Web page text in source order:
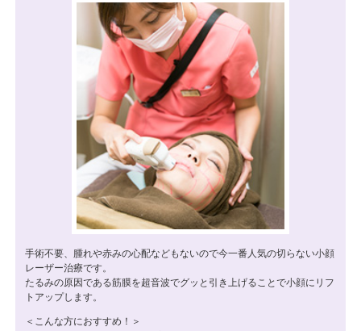
手術不要、腫れや赤みの心配などもないので今一番人気の切らない小顔
レーザー治療です。
たるみの原因である筋膜を超音波でグッと引き上げることで小顔にリフ
トアップします。
＜こんな方におすすめ！＞